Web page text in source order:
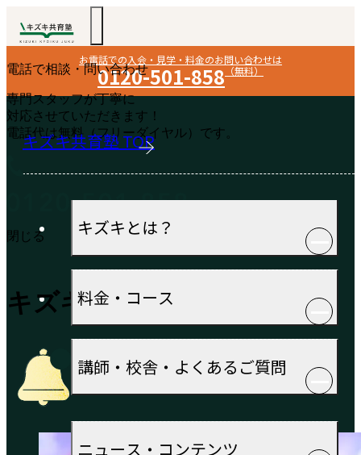
お電話での入会・見学・料金のお問い合わせは
0120-501-858 （無料）
キズキ共育塾 TOP
キズキとは？
料金・コース
講師・校舎・よくあるご質問
ニュース・コンテンツ
電話で相談・問い合わせ
専門スタッフが丁寧に
対応させていただきます！
電話代は無料（フリーダイヤル）です。
閉じる
キズキからのお知らせ